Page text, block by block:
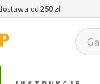
od 250 zł